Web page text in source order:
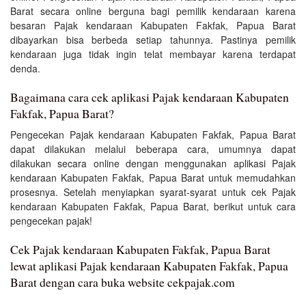
Barat secara online berguna bagi pemilik kendaraan karena
besaran Pajak kendaraan Kabupaten Fakfak, Papua Barat
dibayarkan bisa berbeda setiap tahunnya. Pastinya pemilik
kendaraan juga tidak ingin telat membayar karena terdapat
denda.
Bagaimana cara cek aplikasi Pajak kendaraan Kabupaten
Fakfak, Papua Barat?
Pengecekan Pajak kendaraan Kabupaten Fakfak, Papua Barat
dapat dilakukan melalui beberapa cara, umumnya dapat
dilakukan secara online dengan menggunakan aplikasi Pajak
kendaraan Kabupaten Fakfak, Papua Barat untuk memudahkan
prosesnya. Setelah menyiapkan syarat-syarat untuk cek Pajak
kendaraan Kabupaten Fakfak, Papua Barat, berikut untuk cara
pengecekan pajak!
Cek Pajak kendaraan Kabupaten Fakfak, Papua Barat
lewat aplikasi Pajak kendaraan Kabupaten Fakfak, Papua
Barat dengan cara buka website cekpajak.com